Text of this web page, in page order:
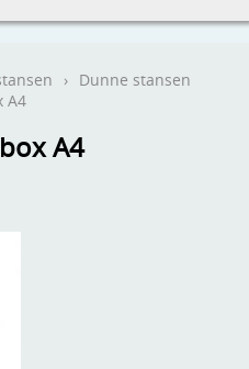
› Dunne stansen
A4
A4